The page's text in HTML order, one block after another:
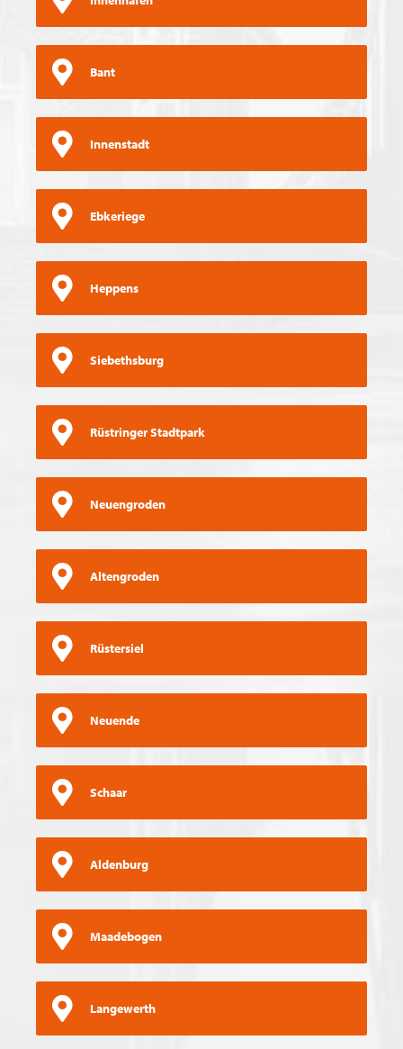
Bant
Innenstadt
Ebkeriege
Heppens
Siebethsburg
Rüstringer Stadtpark
Neuengroden
Altengroden
Rüstersiel
Neuende
Schaar
Aldenburg
Maadebogen
Langewerth